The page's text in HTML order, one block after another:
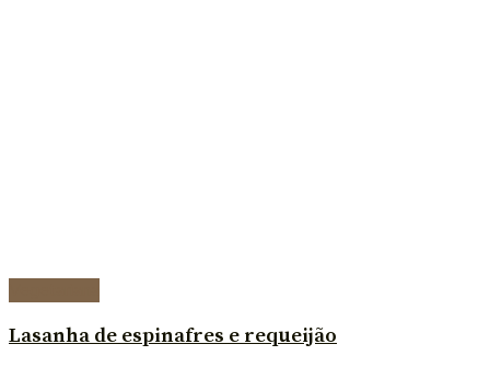
Lasanha de espinafres e requeijão